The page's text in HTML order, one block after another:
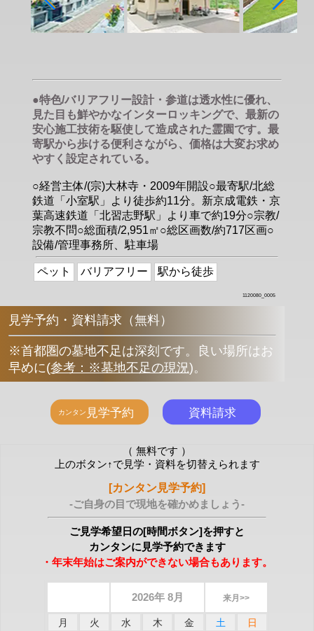
●特色/バリアフリー設計・参道は透水性に優れ、
見た目も鮮やかなインターロッキングで、最新の
安心施工技術を駆使して造成された霊園です。最
寄駅から歩ける便利さながら、価格は大変お求め
やすく設定されている。
○経営主体/(宗)大林寺・2009年開設○最寄駅/北総
鉄道「小室駅」より徒歩約11分。新京成電鉄・京
葉高速鉄道「北習志野駅」より車で約19分○宗教/
宗教不問○総面積/2,951㎡○総区画数/約717区画○
設備/管理事務所、駐車場
ペット バリアフリー 駅から徒歩
1120080_0005
見学予約・資料請求（無料）
※首都圏の墓地不足は深刻です。良い場所はお
早めに(参考：※墓地不足の現況)。
（ 無料です ）
上のボタン↑で見学・資料を切替えられます
[カンタン見学予約]
-ご自身の目で現地を確かめましょう-
ご見学希望日の[時間ボタン]を押すと
カンタンに見学予約できます
・年末年始はご案内ができない場合もあります。
2026年 8月 来月>>
月 火 水 木 金 土
日